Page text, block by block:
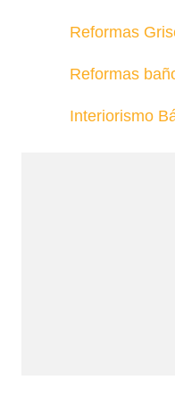
Reformas
Reformas
Interiorismo